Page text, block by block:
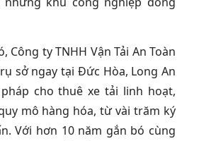
Công ty TNHH Vận Tải An Toàn
sở ngay tại Đức Hòa, Long An
cho thuê xe tải linh hoạt,
mô hàng hóa, từ vài trăm ký
Với hơn 10 năm gắn bó cùng